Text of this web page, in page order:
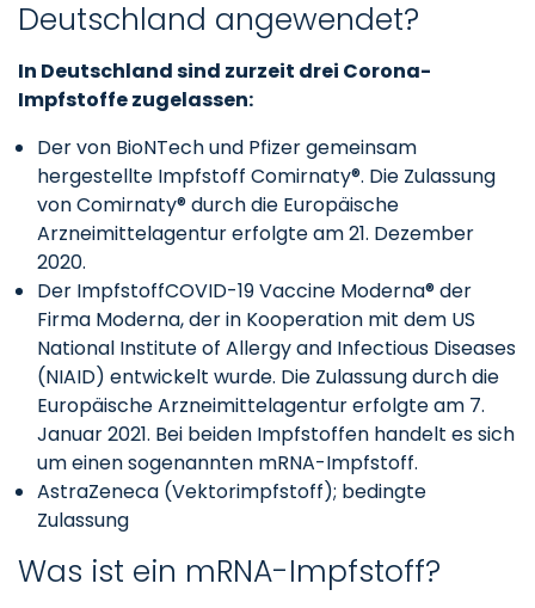
Deutschland angewendet?
In Deutschland sind zurzeit drei Corona-
Impfstoffe zugelassen:
Der von BioNTech und Pfizer gemeinsam
hergestellte Impfstoff Comirnaty®. Die Zulassung
von Comirnaty® durch die Europäische
Arzneimittelagentur erfolgte am 21. Dezember
2020.
Der ImpfstoffCOVID-19 Vaccine Moderna® der
Firma Moderna, der in Kooperation mit dem US
National Institute of Allergy and Infectious Diseases
(NIAID) entwickelt wurde. Die Zulassung durch die
Europäische Arzneimittelagentur erfolgte am 7.
Januar 2021. Bei beiden Impfstoffen handelt es sich
um einen sogenannten mRNA-Impfstoff.
AstraZeneca (Vektorimpfstoff); bedingte
Zulassung
Was ist ein mRNA-Impfstoff?